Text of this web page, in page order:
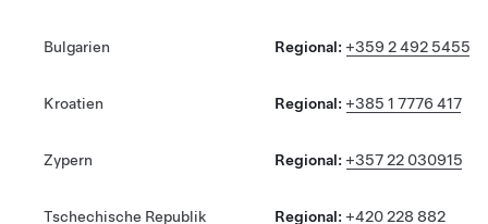
Bulgarien Regional: +359 2 492 5455
Kroatien Regional: +385 1 7776 417
Zypern Regional: +357 22 030915
Tschechische Republik Regional: +420 228 882